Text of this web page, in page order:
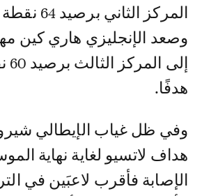
وصعد الإنجليزي هاري كين
هدفًا.
وفي ظل غياب الإيطالي شيرو
هداف لاتسيو لغاية نهاية
الإصابة فأقرب لاعبَين في